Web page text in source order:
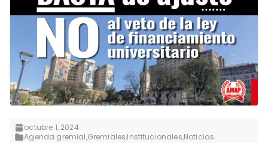
octubre 1, 2024
Agenda gremial,Gremiales,Institucionales,Noticias